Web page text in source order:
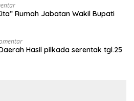
Rumah Jabatan Wakil Bupati
Hasil pilkada serentak tgl.25